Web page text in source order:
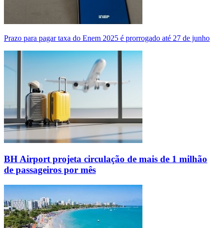
Prazo para pagar taxa do Enem 2025 é prorrogado até 27 de junho
BH Airport projeta circulação de mais de 1 milhão
de passageiros por mês